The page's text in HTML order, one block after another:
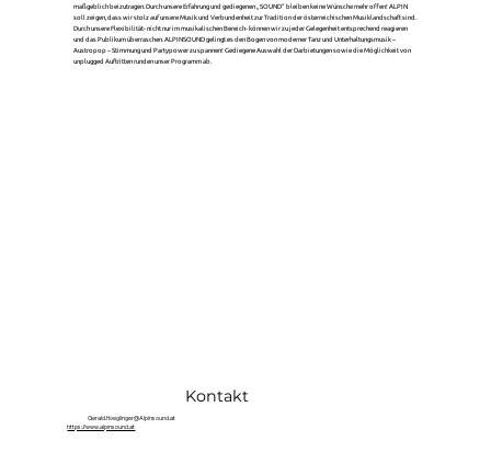
maßgeblich beizutragen. Durch unsere Erfahrung und gediegenen „SOUND“ bleiben keine Wünsche mehr offen! ALPIN
soll zeigen, dass wir stolz auf unsere Musik und Verbundenheit zur Tradition der österreichischen Musiklandschaft sind.
Durch unsere Flexibilität- nicht nur im musikalischen Bereich- können wir zu jeder Gelegenheit entsprechend reagieren
und das Publikum überraschen. ALPINSOUND gelingt es den Bogen von moderner Tanz und Unterhaltungsmusik –
Austropop – Stimmung und Partypower zu spannen! Gediegene Auswahl der Darbietungen sowie die Möglichkeit von
unplugged Auftritten runden unser Programm ab.
Kontakt
Gerald.Hoeglinger@Alpinsound.at
https://www.alpinsound.at